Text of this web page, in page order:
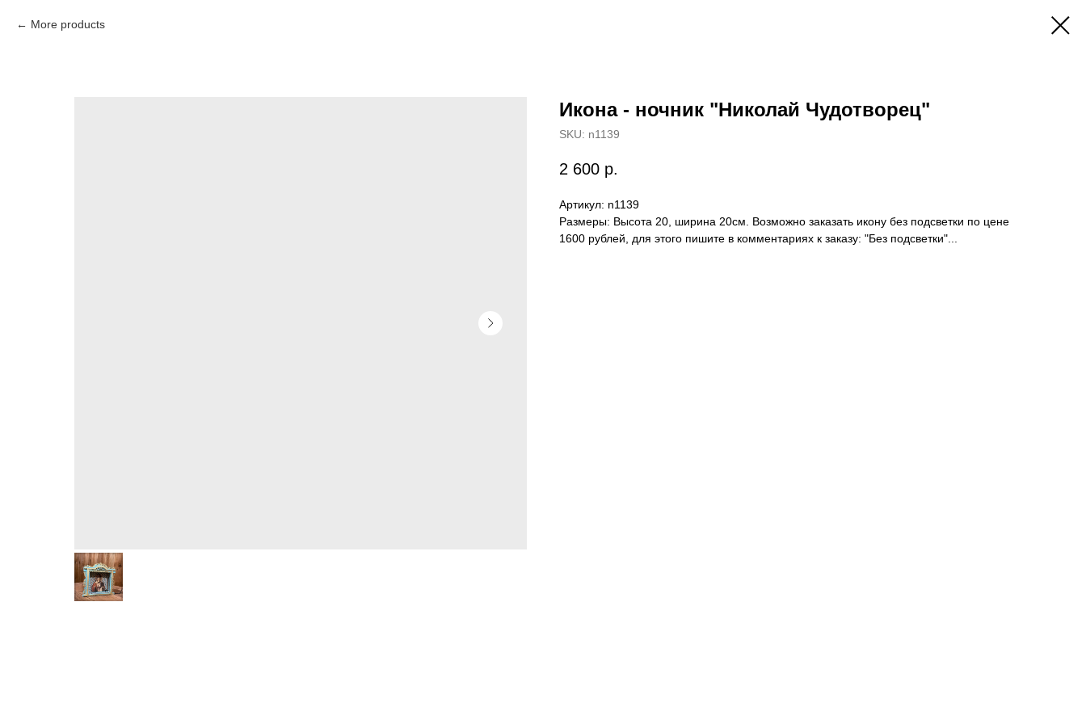
More products
Икона - ночник "Николай Чудотворец"
SKU: n1139
2 600 р.
Артикул: n1139
Размеры: Высота 20, ширина 20см. Возможно заказать икону без подсветки по цене
1600 рублей, для этого пишите в комментариях к заказу: "Без подсветки"...